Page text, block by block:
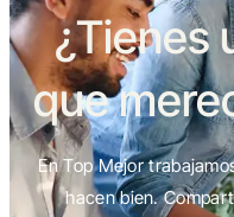
¿Tienes
que
En Top Mejor
hacen bien.